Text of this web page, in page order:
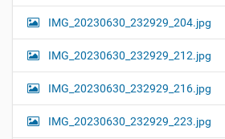
IMG_20230630_232929_204.jpg
IMG_20230630_232929_212.jpg
IMG_20230630_232929_216.jpg
IMG_20230630_232929_223.jpg